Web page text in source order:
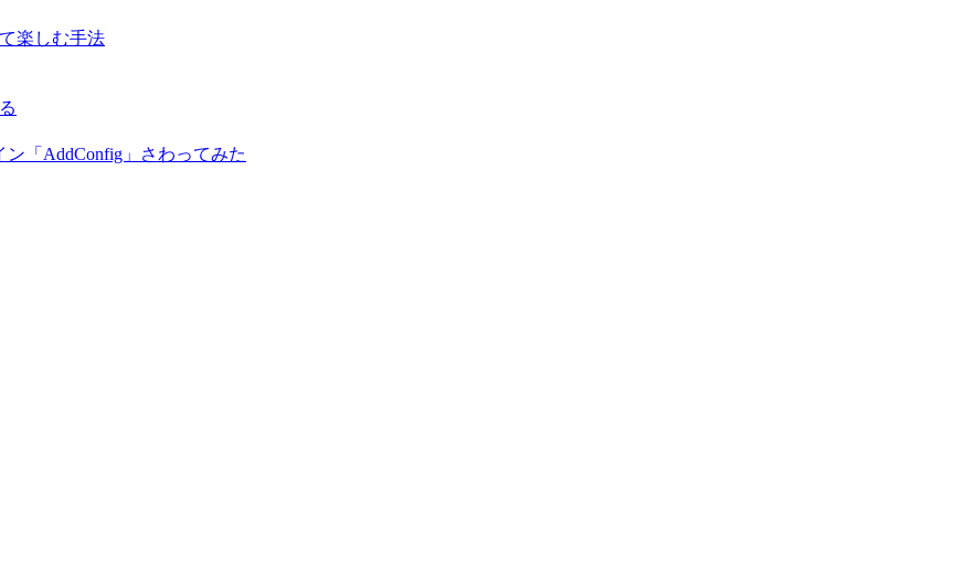
楽しむ手法
「AddConfig」さわってみた